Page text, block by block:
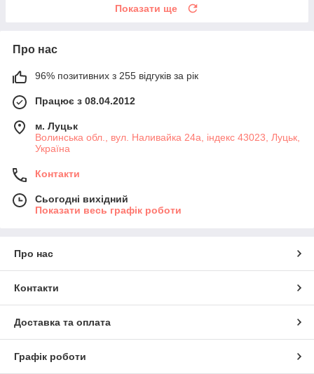
Показати ще
Про нас
96% позитивних з 255 відгуків за рік
Працює з 08.04.2012
м. Луцьк
Волинська обл., вул. Наливайка 24а, індекс 43023, Луцьк,
Україна
Контакти
Сьогодні вихідний
Показати весь графік роботи
Про нас
Контакти
Доставка та оплата
Графік роботи